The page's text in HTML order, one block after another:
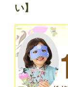
い】